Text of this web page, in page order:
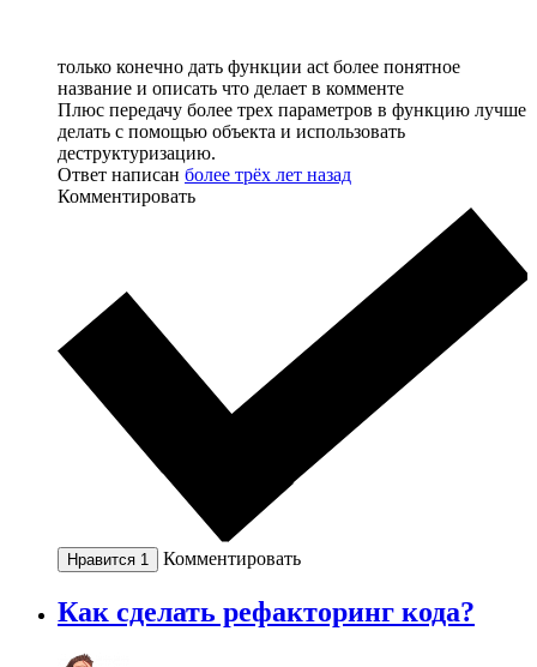
только конечно дать функции act более понятное
название и описать что делает в комменте
Плюс передачу более трех параметров в функцию лучше
делать с помощью объекта и использовать
деструктуризацию.
Ответ написан более трёх лет назад
Комментировать
Нравится 1 Комментировать
Как сделать рефакторинг кода?